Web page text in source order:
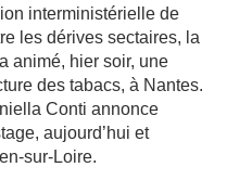
interministérielle de
les dérives sectaires, la
animé, hier soir, une
des tabacs, à Nantes.
Conti annonce
aujourd’hui et
sur-Loire.